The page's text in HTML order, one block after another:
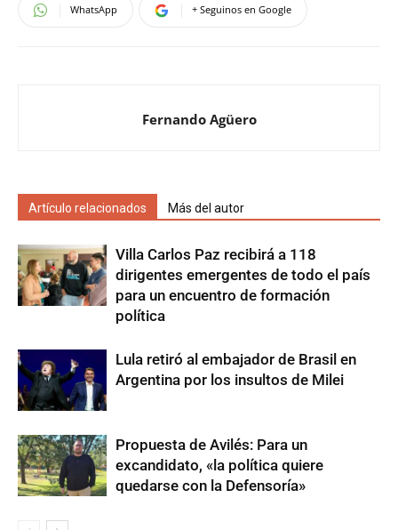
WhatsApp + Seguinos en Google
Fernando Agüero
Artículo relacionados Más del autor
Villa Carlos Paz recibirá a 118
dirigentes emergentes de todo el país
para un encuentro de formación
política
Lula retiró al embajador de Brasil en
Argentina por los insultos de Milei
Propuesta de Avilés: Para un
excandidato, «la política quiere
quedarse con la Defensoría»